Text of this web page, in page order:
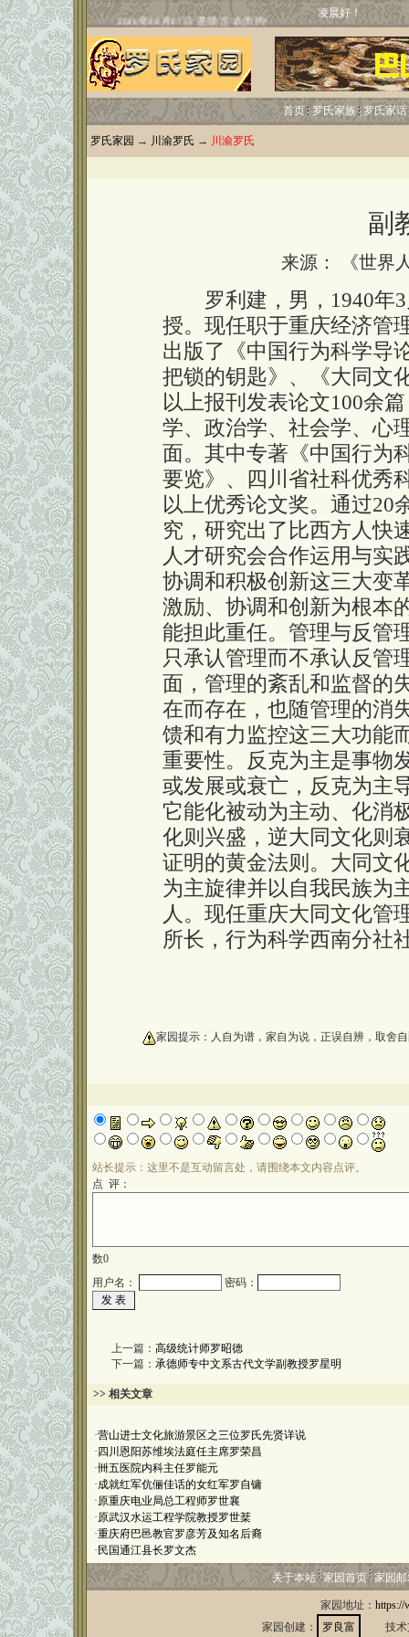
凌晨好！
首页 罗氏家族 罗氏家话
罗氏家园 → 川渝罗氏 → 川渝罗氏
副
来源： 《世界
罗利建，男，1940年3
授。现任职于重庆经济管
出版了《中国行为科学导
把锁的钥匙》、《大同文
以上报刊发表论文100余
学、政治学、社会学、心
面。其中专著《中国行为
要览》、四川省社科优秀
以上优秀论文奖。通过20
究，研究出了比西方人快
人才研究会合作运用与实
协调和积极创新这三大变
激励、协调和创新为根本
能担此重任。管理与反管
只承认管理而不承认反管
面，管理的紊乱和监督的
在而存在，也随管理的消
馈和有力监控这三大功能
重要性。反克为主是事物
或发展或衰亡，反克为主
它能化被动为主动、化消
化则兴盛，逆大同文化则
证明的黄金法则。大同文
为主旋律并以自我民族为
人。现任重庆大同文化管
所长，行为科学西南分社
家园提示：人自为谱，家自为说，正误自辨，取舍
站长提示：这里不是互动留言处，请围绕本文内容点评。
点 评：
数0
用户名：
密码：
上一篇： 高级统计师罗昭德
下一篇： 承德师专中文系古代文学副教授罗星明
>> 相关文章
·营山进士文化旅游景区之三位罗氏先贤详说
· 四川恩阳苏维埃法庭任主席罗荣昌
·卌五医院内科主任罗能元
·成就红军伉俪佳话的女红军罗自镛
·原重庆电业局总工程师罗世襄
·原武汉水运工程学院教授罗世棻
·重庆府巴邑教官罗彦芳及知名后裔
· 民国通江县长罗文杰
关于本站 家园首页 家园
家园地址： https://
家园创建：
罗良富 技术